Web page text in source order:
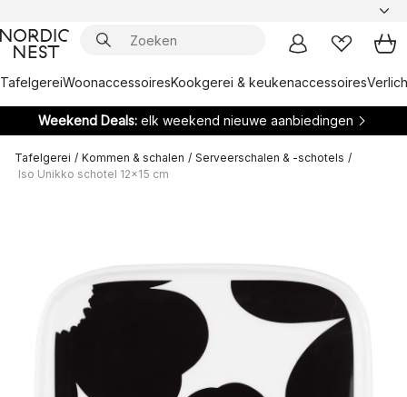
TafelgereiWoonaccessoiresKookgerei & keukenaccessoires
Weekend Deals: elk weekend nieuwe aanbiedingen
Tafelgerei / Kommen & schalen / Serveerschalen & -schotels /
Iso Unikko schotel 12x15 cm